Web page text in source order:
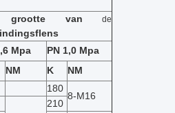
van de
Mpa
PN 1,0 Mpa
NM K
NM
180
8-M16
210